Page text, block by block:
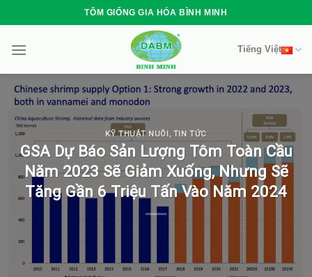
to
content
TÔM GIỐNG GIA HÓA BÌNH MINH
Tiếng Việt
KỸ THUẬT NUÔI , TIN TỨC
GSA Dự Báo Sản Lượng Tôm Toàn Cầu
Năm 2023 Sẽ Giảm Xuống, Nhưng Sẽ
Tăng Gần 6 Triệu Tấn Vào Năm 2024